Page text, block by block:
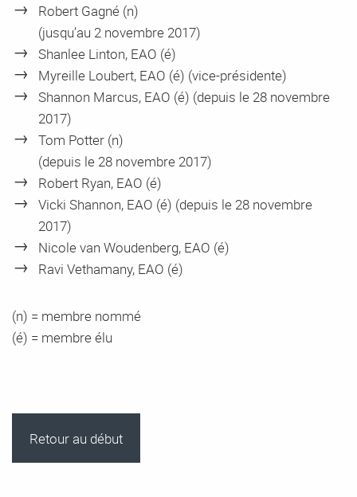
Robert Gagné (n)
(jusqu’au 2 novembre 2017)
Shanlee Linton, EAO (é)
Myreille Loubert, EAO (é) (vice-présidente)
Shannon Marcus, EAO (é) (depuis le 28 novembre
2017)
Tom Potter (n)
(depuis le 28 novembre 2017)
Robert Ryan, EAO (é)
Vicki Shannon, EAO (é) (depuis le 28 novembre
2017)
Nicole van Woudenberg, EAO (é)
Ravi Vethamany, EAO (é)
(n) = membre nommé
(é) = membre élu
Retour au début